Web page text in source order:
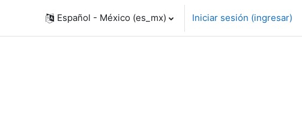
Español - México ‎(es_mx)‎ Iniciar sesión (ingresar)